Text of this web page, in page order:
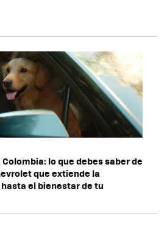
lo que debes saber de
que extiende la
el bienestar de tu